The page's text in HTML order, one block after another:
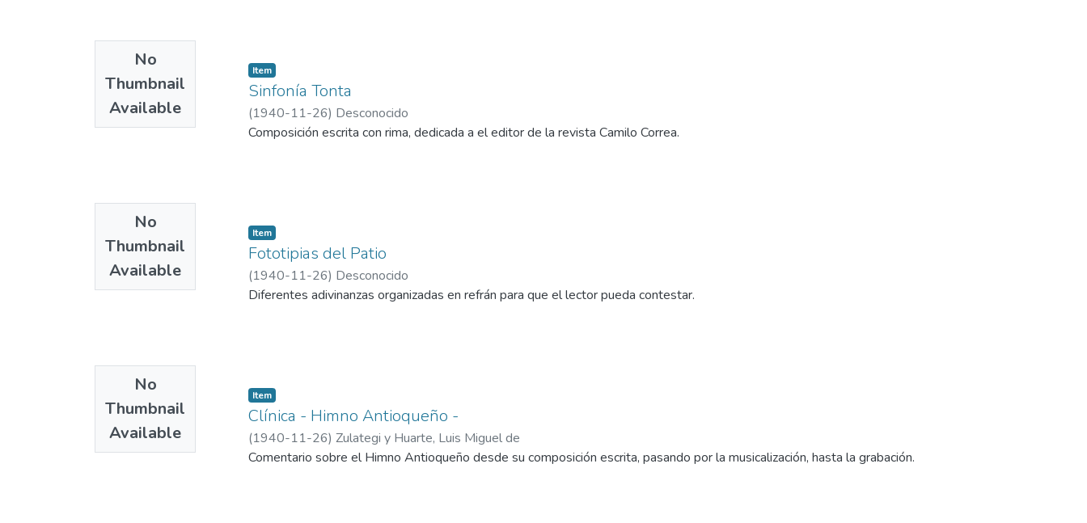
No
Thumbnail
Available
No
Thumbnail
Available
Item
Sinfonía Tonta
(1940-11-26) Desconocido
Composición escrita con rima, dedicada a el editor de la revista Camilo Correa.
No
Thumbnail
Available
Item
Fototipias del Patio
(1940-11-26) Desconocido
Diferentes adivinanzas organizadas en refrán para que el lector pueda contestar.
Item
Clínica - Himno Antioqueño -
(1940-11-26) Zulategi y Huarte, Luis Miguel de
Comentario sobre el Himno Antioqueño desde su composición escrita, pasando por la musicalización, hasta la grabación.